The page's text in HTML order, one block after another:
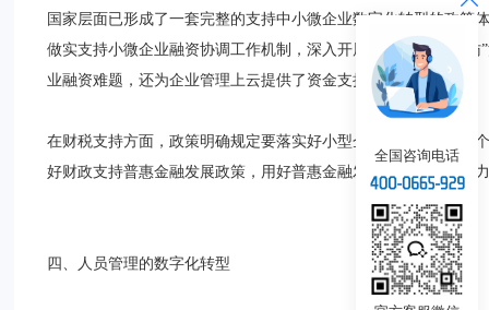
国家层面已形成了一套完整的支持中小微企业数字化转型的政策
做实支持小微企业融资协调工作机制，深入开展“千企万户大走
业融资难题，还为企业管理上云提供了资金支持。
在财税支持方面，政策明确规定要落实好小型企业、微型企业及
好财政支持普惠金融发展政策，用好普惠金融发展专项资金，助
四、人员管理的数字化转型
全国咨询电话